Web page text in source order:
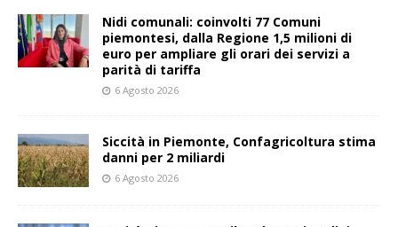
Nidi comunali: coinvolti 77 Comuni
piemontesi, dalla Regione 1,5 milioni di
euro per ampliare gli orari dei servizi a
parità di tariffa
6 Agosto 2026
Siccità in Piemonte, Confagricoltura stima
danni per 2 miliardi
6 Agosto 2026